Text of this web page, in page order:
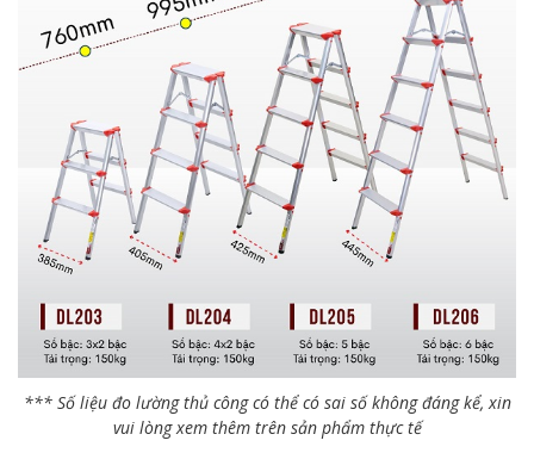
*** Số liệu đo lường thủ công có thể có sai số không đáng kể, xin
vui lòng xem thêm trên sản phẩm thực tế